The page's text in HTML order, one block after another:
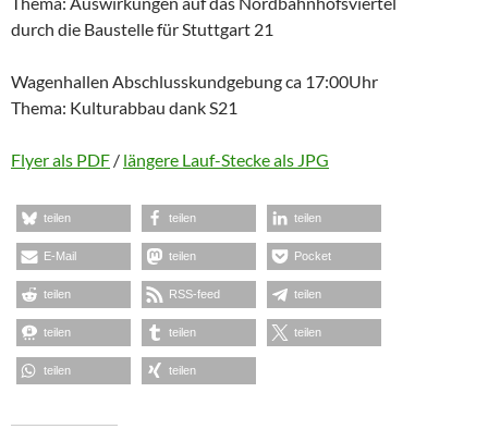
durch die Baustelle für Stuttgart 21
Wagenhallen Abschlusskundgebung ca 17:00Uhr
Thema: Kulturabbau dank S21
Flyer als PDF / längere Lauf-Stecke als JPG
teilen teilen teilen
E-Mail teilen Pocket
teilen RSS-feed teilen
teilen teilen teilen
teilen teilen